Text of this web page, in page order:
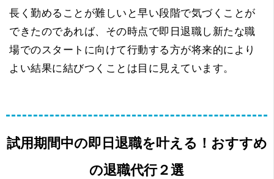
長く勤めることが難しいと早い段階で気づくことが
できたのであれば、その時点で即日退職し新たな職
場でのスタートに向けて行動する方が将来的により
よい結果に結びつくことは目に見えています。
試用期間中の即日退職を叶える！おすすめ
の退職代行２選